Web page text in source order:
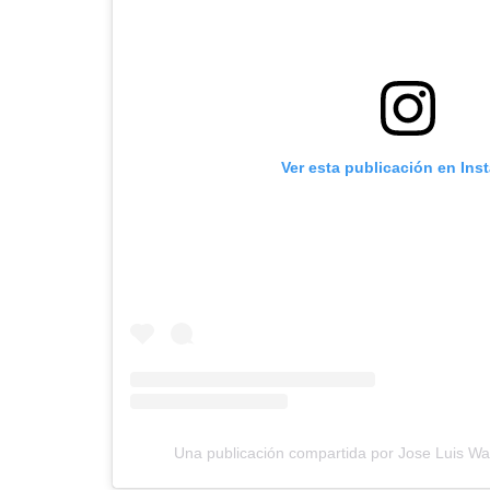
Ver esta publicación en
Una publicación compartida por Jose Luis